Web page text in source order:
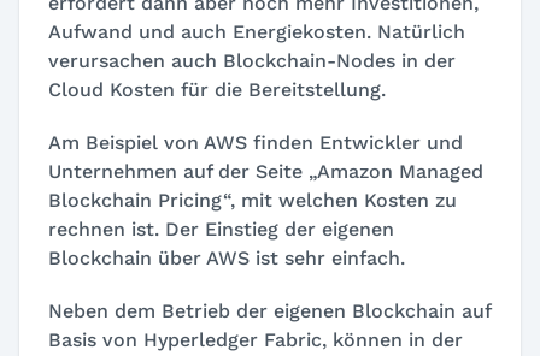
Aufwand und auch Energiekosten. Natürlich
verursachen auch Blockchain-Nodes in der
Cloud Kosten für die Bereitstellung.
Am Beispiel von AWS finden Entwickler und
Unternehmen auf der Seite „Amazon Managed
Blockchain Pricing“, mit welchen Kosten zu
rechnen ist. Der Einstieg der eigenen
Blockchain über AWS ist sehr einfach.
Neben dem Betrieb der eigenen Blockchain auf
Basis von Hyperledger Fabric, können in der